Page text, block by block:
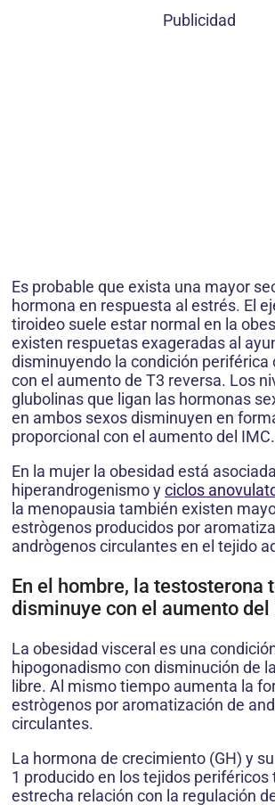
Publicidad
Es probable que exista una mayor
hormona en respuesta al estrés. El
tiroideo suele estar normal en la
existen respuetas exageradas al
disminuyendo la condición periférica
con el aumento de T3 reversa. Los
glubolinas que ligan las hormonas
en ambos sexos disminuyen en
proporcional con el aumento del IMC.
En la mujer la obesidad está
hiperandrogenismo yciclos
la menopausia también existen
estrògenos producidos por
andrògenos circulantes en el tejido
En el hombre, la testosterona
disminuye con el aumento del
La obesidad visceral es una
hipogonadismo con disminución de
libre. Al mismo tiempo aumenta la
estrògenos por aromatización de
circulantes.
La hormona de crecimiento (GH) y
1 producido en los tejidos periféricos
estrecha relación con la regulación